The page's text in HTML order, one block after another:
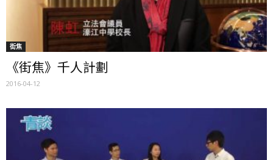
街焦
《街焦》千人計劃
2016-04-12